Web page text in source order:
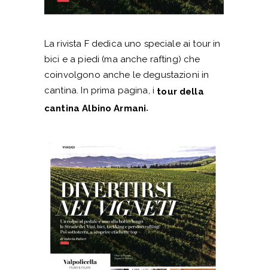
La rivista F dedica uno speciale ai tour in
bici e a piedi (ma anche rafting) che
coinvolgono anche le degustazioni in
cantina. In prima pagina, i tour della
cantina Albino Armani.